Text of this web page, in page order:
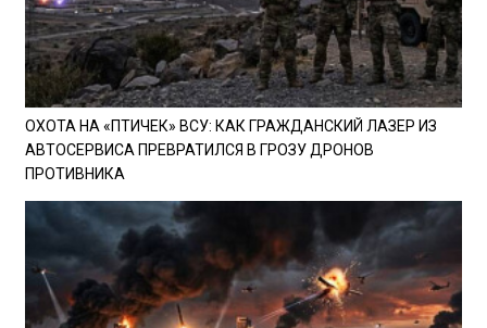
ОХОТА НА «ПТИЧЕК» ВСУ: КАК ГРАЖДАНСКИЙ ЛАЗЕР ИЗ
АВТОСЕРВИСА ПРЕВРАТИЛСЯ В ГРОЗУ ДРОНОВ
ПРОТИВНИКА